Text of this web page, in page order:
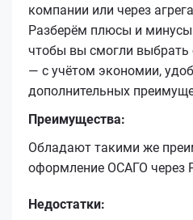
компании или через
Разберём плюсы и
чтобы вы смогли
— с учётом экономии,
дополнительных
Преимущества:
Обладают такими же
оформление ОСАГО через
Недостатки: